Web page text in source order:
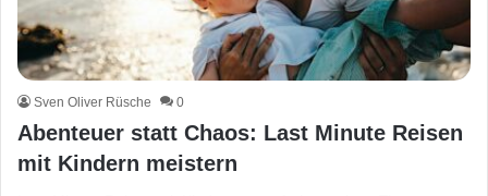
Sven Oliver Rüsche 0
Abenteuer statt Chaos: Last Minute Reisen
mit Kindern meistern